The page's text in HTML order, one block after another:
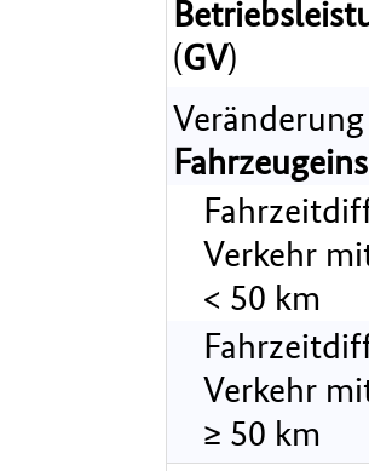
(GV)
Verkehr
< 50 km
Verkehr
≥ 50 km